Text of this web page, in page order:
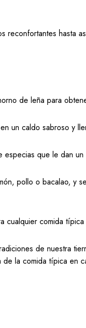
hasta
de leña para
un caldo sabroso y
que le dan
pollo o bacalao, y
comida
de nuestra
la comida típica en